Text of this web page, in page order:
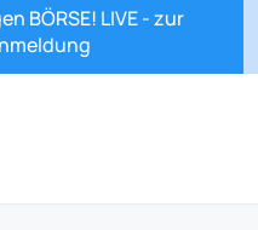
BÖRSE! LIVE - zur